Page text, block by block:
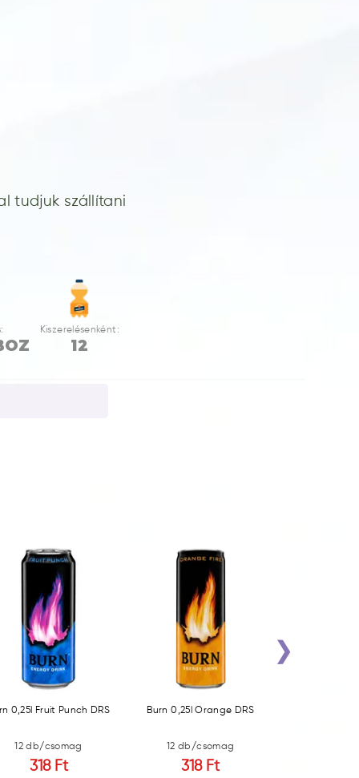
tudjuk szállítani
Kiszerelésenként:
12
0,25l Fruit Punch DRS
12 db/csomag
318 Ft
Burn 0,25l Orange DRS
12 db/csomag
318 Ft
›